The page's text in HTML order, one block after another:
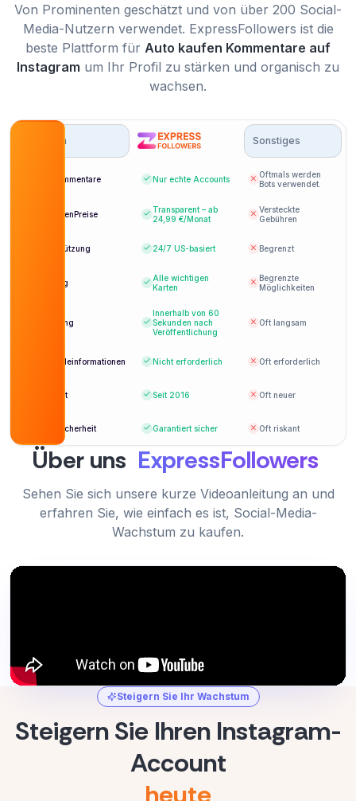
Von Prominenten geschätzt und von über 200 Social-
Media-Nutzern verwendet. ExpressFollowers ist die
beste Plattform für Auto kaufen Kommentare auf
Instagram um Ihr Profil zu stärken und organisch zu
wachsen.
Optionen Sonstiges
Bot-Kommentare Nur echte Accounts
Oftmals werden
Bots verwendet.
AnzeigenPreise
Transparent – ​​ab
24,99 €/Monat
Versteckte
Gebühren
Unterstützung 24/7 US-basiert Begrenzt
Zahlung
Alle wichtigen
Karten
Begrenzte
Möglichkeiten
Lieferung
Innerhalb von 60
Sekunden nach
Veröffentlichung
Oft langsam
Anmeldeinformationen Nicht erforderlich Oft erforderlich
Etabliert Seit 2016 Oft neuer
Kontosicherheit Garantiert sicher Oft riskant
Über uns ExpressFollowers
Sehen Sie sich unsere kurze Videoanleitung an und
erfahren Sie, wie einfach es ist, Social-Media-
Wachstum zu kaufen.
Steigern Sie Ihr Wachstum
Steigern Sie Ihren Instagram-
Account